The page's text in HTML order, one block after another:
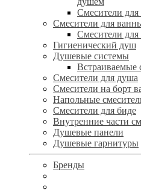
Смесители
Смесители для
Смесители
Гигиенический душ
Душевые системы
Встраиваемые
Смесители для душа
Смесители на борт
Напольные
Смесители для биде
Внутренние части
Душевые панели
Душевые гарнитуры
Бренды